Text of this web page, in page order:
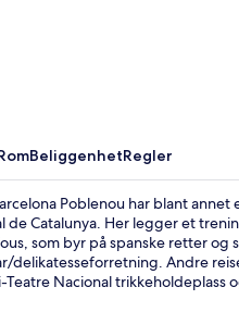
BeliggenhetRegler
Poblenou har blant
de Catalunya. Her legger et
som byr på spanske retter
delikatesseforretning. Andre
Nacional trikkeholdeplass